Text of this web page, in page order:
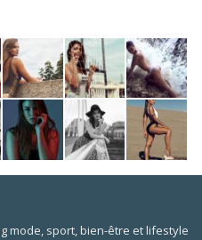
mode, sport, bien-être et lifestyle